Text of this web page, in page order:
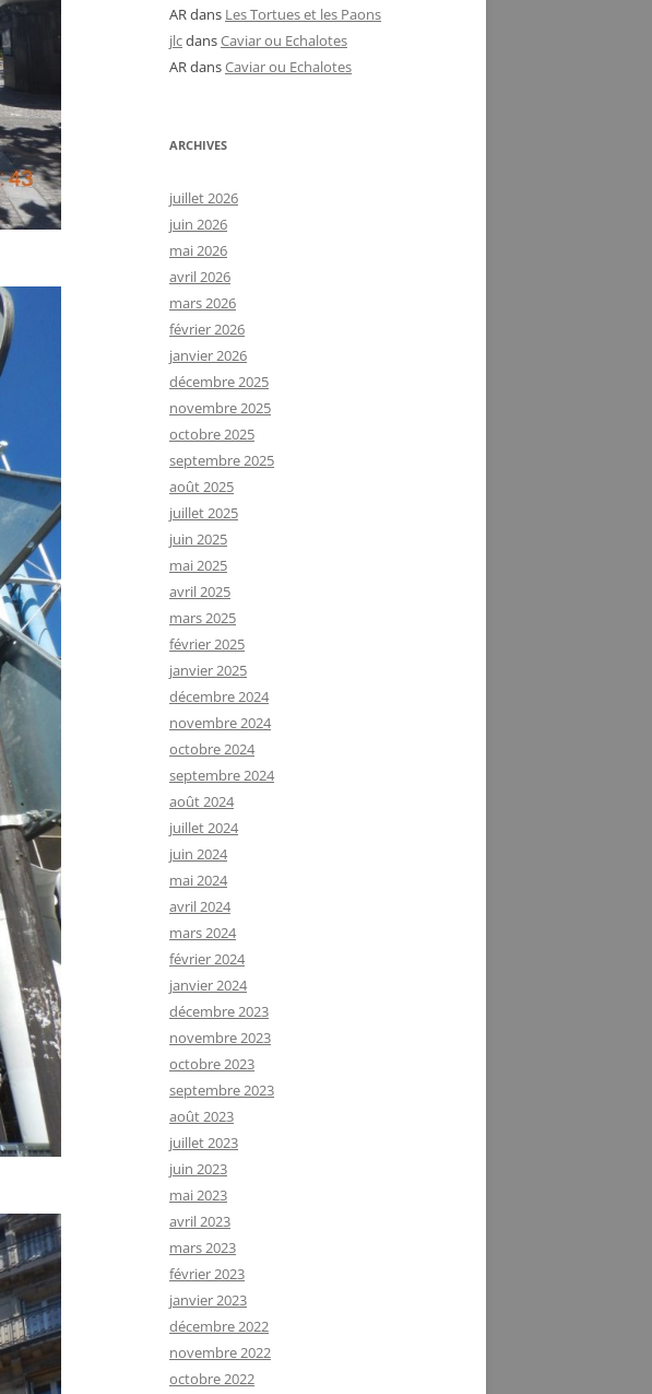
ARdans Les Tortues et les Paons
jlcdansCaviar ou Echalotes
ARdansCaviar ou Echalotes
ARCHIVES
juillet 2026
juin 2026
mai 2026
avril 2026
mars 2026
février 2026
janvier 2026
décembre 2025
novembre 2025
octobre 2025
septembre 2025
août 2025
juillet 2025
juin 2025
mai 2025
avril 2025
mars 2025
février 2025
janvier 2025
décembre 2024
novembre 2024
octobre 2024
septembre 2024
août 2024
juillet 2024
juin 2024
mai 2024
avril 2024
mars 2024
février 2024
janvier 2024
décembre 2023
novembre 2023
octobre 2023
septembre 2023
août 2023
juillet 2023
juin 2023
mai 2023
avril 2023
mars 2023
février 2023
janvier 2023
décembre 2022
novembre 2022
octobre 2022